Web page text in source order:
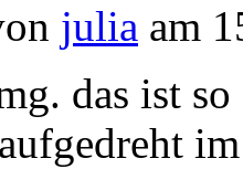
julia am
das ist